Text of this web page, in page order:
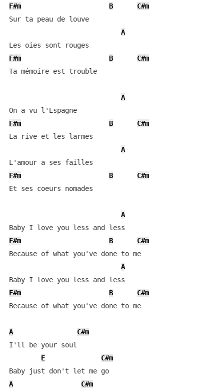
F#m
B
C#m
Sur ta peau de louve
A
F#m
B
C#m
Ta mémoire est trouble
A
On a vu l'Espagne
F#m
B
C#m
La rive et les larmes
A
F#m
B
C#m
Et ses coeurs nomades
A
F#m
B
C#m
Because of what you've done to me
A
F#m
B
C#m
Because of what you've done to me
A
C#m
I'll be your soul
E
C#m
Baby just don't let me go
A
C#m